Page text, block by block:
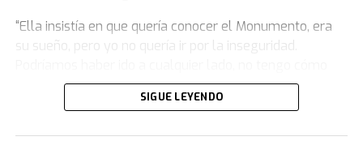
en un supermercado un día antes de la muerte de su
hijo. (Foto: captura).
La mujer hizo la compra el lunes alrededor de las 15:30,
un día antes de la muerte de su hijo, por lo que los
“Ella insistía en que quería conocer el Monumento, era
su sueño, pero yo no quería ir por la inseguridad.
explicarlo. Para darle el gusto, fuimos ahí.Fue el peor
”, se lamentó Diego en una emotiva
SIGUE LEYENDO